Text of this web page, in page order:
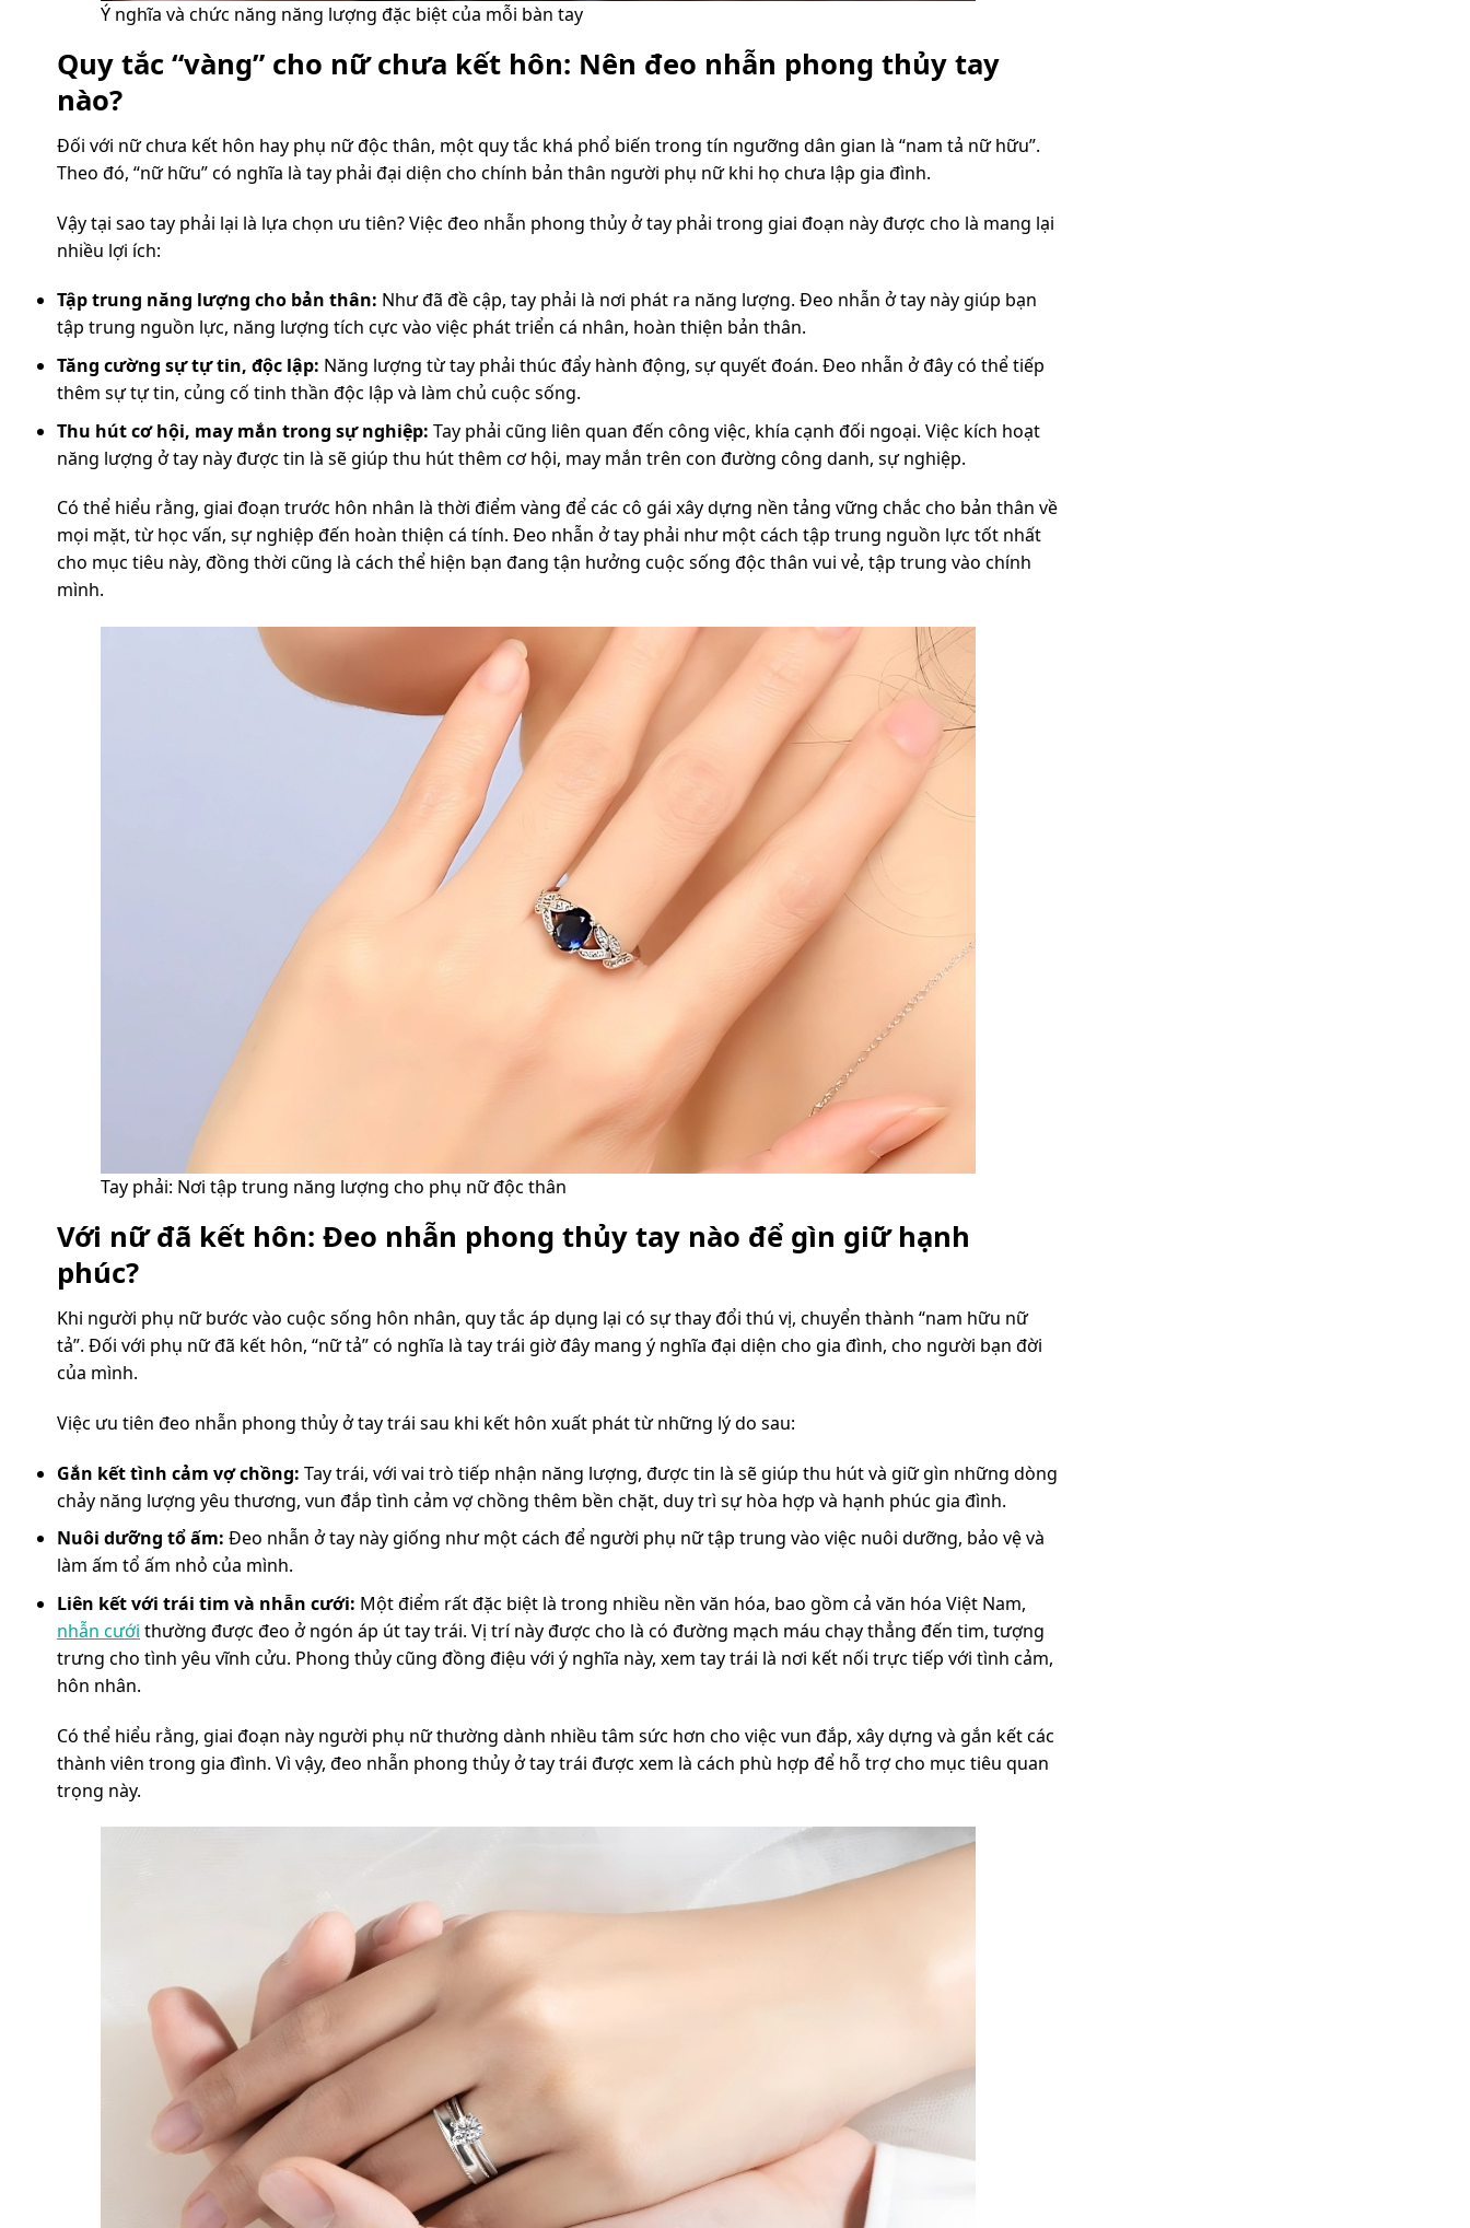
Ý nghĩa và chức năng năng lượng đặc biệt của mỗi bàn tay
Quy tắc “vàng” cho nữ chưa kết hôn: Nên đeo nhẫn phong thủy tay
nào?
Đối với nữ chưa kết hôn hay phụ nữ độc thân, một quy tắc khá phổ biến trong tín ngưỡng dân gian là “nam tả nữ hữu”.
Theo đó, “nữ hữu” có nghĩa là tay phải đại diện cho chính bản thân người phụ nữ khi họ chưa lập gia đình.
Vậy tại sao tay phải lại là lựa chọn ưu tiên? Việc đeo nhẫn phong thủy ở tay phải trong giai đoạn này được cho là mang lại
nhiều lợi ích:
Tập trung năng lượng cho bản thân: Như đã đề cập, tay phải là nơi phát ra năng lượng. Đeo nhẫn ở tay này giúp bạn
tập trung nguồn lực, năng lượng tích cực vào việc phát triển cá nhân, hoàn thiện bản thân.
Tăng cường sự tự tin, độc lập: Năng lượng từ tay phải thúc đẩy hành động, sự quyết đoán. Đeo nhẫn ở đây có thể tiếp
thêm sự tự tin, củng cố tinh thần độc lập và làm chủ cuộc sống.
Thu hút cơ hội, may mắn trong sự nghiệp: Tay phải cũng liên quan đến công việc, khía cạnh đối ngoại. Việc kích hoạt
năng lượng ở tay này được tin là sẽ giúp thu hút thêm cơ hội, may mắn trên con đường công danh, sự nghiệp.
Có thể hiểu rằng, giai đoạn trước hôn nhân là thời điểm vàng để các cô gái xây dựng nền tảng vững chắc cho bản thân về
mọi mặt, từ học vấn, sự nghiệp đến hoàn thiện cá tính. Đeo nhẫn ở tay phải như một cách tập trung nguồn lực tốt nhất
cho mục tiêu này, đồng thời cũng là cách thể hiện bạn đang tận hưởng cuộc sống độc thân vui vẻ, tập trung vào chính
mình.
Tay phải: Nơi tập trung năng lượng cho phụ nữ độc thân
Với nữ đã kết hôn: Đeo nhẫn phong thủy tay nào để gìn giữ hạnh
phúc?
Khi người phụ nữ bước vào cuộc sống hôn nhân, quy tắc áp dụng lại có sự thay đổi thú vị, chuyển thành “nam hữu nữ
tả”. Đối với phụ nữ đã kết hôn, “nữ tả” có nghĩa là tay trái giờ đây mang ý nghĩa đại diện cho gia đình, cho người bạn đời
của mình.
Việc ưu tiên đeo nhẫn phong thủy ở tay trái sau khi kết hôn xuất phát từ những lý do sau:
Gắn kết tình cảm vợ chồng: Tay trái, với vai trò tiếp nhận năng lượng, được tin là sẽ giúp thu hút và giữ gìn những dòng
chảy năng lượng yêu thương, vun đắp tình cảm vợ chồng thêm bền chặt, duy trì sự hòa hợp và hạnh phúc gia đình.
Nuôi dưỡng tổ ấm: Đeo nhẫn ở tay này giống như một cách để người phụ nữ tập trung vào việc nuôi dưỡng, bảo vệ và
làm ấm tổ ấm nhỏ của mình.
Liên kết với trái tim và nhẫn cưới: Một điểm rất đặc biệt là trong nhiều nền văn hóa, bao gồm cả văn hóa Việt Nam,
nhẫn cưới thường được đeo ở ngón áp út tay trái. Vị trí này được cho là có đường mạch máu chạy thẳng đến tim, tượng
trưng cho tình yêu vĩnh cửu. Phong thủy cũng đồng điệu với ý nghĩa này, xem tay trái là nơi kết nối trực tiếp với tình cảm,
hôn nhân.
Có thể hiểu rằng, giai đoạn này người phụ nữ thường dành nhiều tâm sức hơn cho việc vun đắp, xây dựng và gắn kết các
thành viên trong gia đình. Vì vậy, đeo nhẫn phong thủy ở tay trái được xem là cách phù hợp để hỗ trợ cho mục tiêu quan
trọng này.